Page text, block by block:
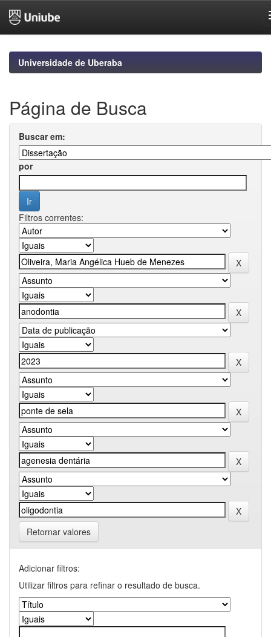
navigationUniversidade de Uberaba
Página de Busca
Buscar em:
por
Filtros correntes:
Retornar valores
Adicionar filtros:
Utilizar filtros para refinar o resultado de busca.